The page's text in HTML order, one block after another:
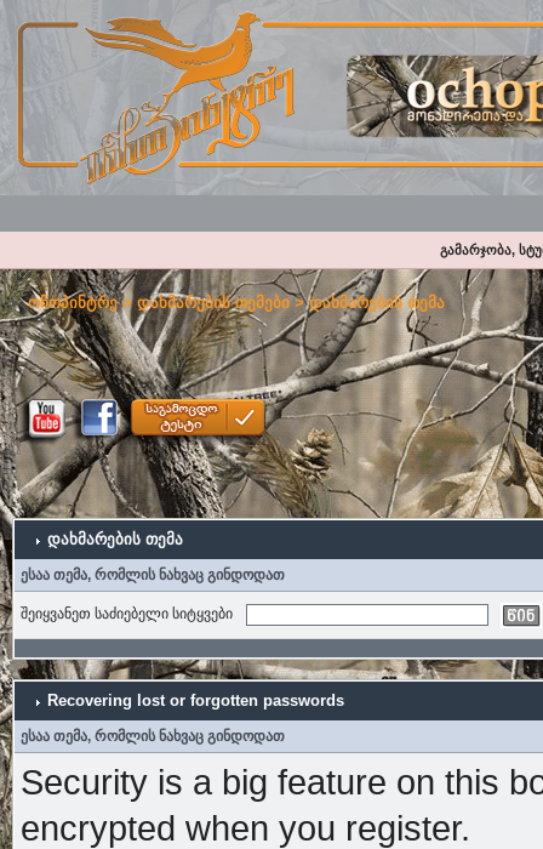
გამარჯობა,
ოჩოპინტრე>დახმარების თემები> დახმარების თემა
დახმარების თემა
ესაა თემა, რომლის ნახვაც გინდოდათ
შეიყვანეთ საძიებელი სიტყვები
Recovering lost or forgotten passwords
ესაა თემა, რომლის ნახვაც გინდოდათ
Security is a big feature on this
encrypted when you register.